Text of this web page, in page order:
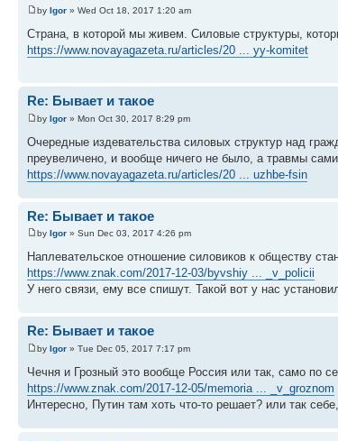
by Igor » Wed Oct 18, 2017 1:20 am
Страна, в которой мы живем. Силовые структуры,
https://www.novayagazeta.ru/articles/20 ... yy-komitet
Re: Бывает и такое
by Igor » Mon Oct 30, 2017 8:29 pm
Очередные издевательства силовых структур над
преувеличено, и вообще ничего не было, а травмы сами
https://www.novayagazeta.ru/articles/20 ... uzhbe-fsin
Re: Бывает и такое
by Igor » Sun Dec 03, 2017 4:26 pm
Наплевательское отношение силовиков к обществу
https://www.znak.com/2017-12-03/byvshiy ... _v_policii
У него связи, ему все спишут. Такой вот у нас
Re: Бывает и такое
by Igor » Tue Dec 05, 2017 7:17 pm
Чечня и Грозный это вообще Россия или так, само по
https://www.znak.com/2017-12-05/memoria ... _v_groznom
Интересно, Путин там хоть что-то решает? или так